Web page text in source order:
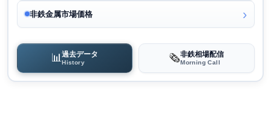
非鉄金属市場価格
📊過去データ
History 🗞️非鉄相場配信
Morning Call